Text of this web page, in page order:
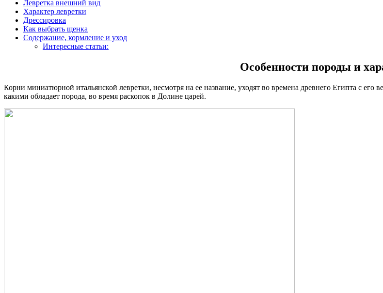
Левретка внешний вид
Характер левретки
Дрессировка
Как выбрать щенка
Содержание, кормление и уход
Интересные статьи:
Особенности породы и
Корни миниатюрной итальянской левретки, несмотря на ее название, уходят во времена древнего Египта с
какими обладает порода, во время раскопок в Долине царей.